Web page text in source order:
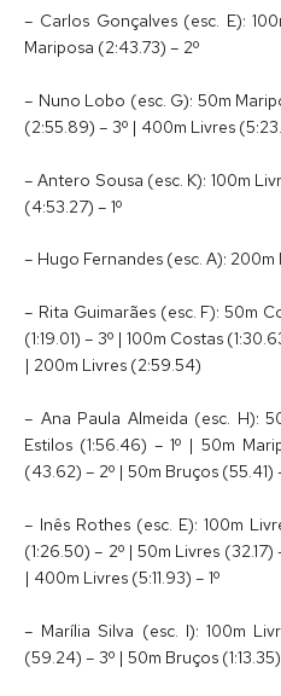
– Carlos Gonçalves (esc. E):
Mariposa (2:43.73) – 2º
– Nuno Lobo (esc. G): 50m
(2:55.89) – 3º | 400m Livres
– Antero Sousa (esc. K): 100m
(4:53.27) – 1º
– Hugo Fernandes (esc. A):
– Rita Guimarães (esc. F): 50m
(1:19.01) – 3º | 100m Costas
| 200m Livres (2:59.54)
– Ana Paula Almeida (esc. H):
Estilos (1:56.46) – 1º | 50m
(43.62) – 2º | 50m Bruços (55.41)
– Inês Rothes (esc. E): 100m
(1:26.50) – 2º | 50m Livres
| 400m Livres (5:11.93) – 1º
– Marília Silva (esc. I): 100m
(59.24) – 3º | 50m Bruços